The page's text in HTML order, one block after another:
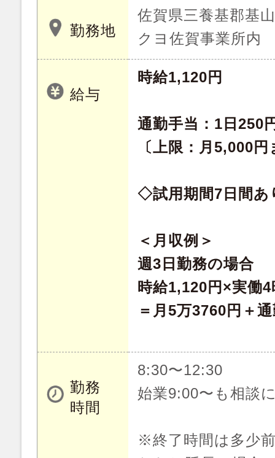
勤務地
佐賀県三養基郡基
クヨ佐賀事業所内
給与
時給1,120円
通勤手当：1日250
〔上限：月5,000
◇試用期間7日間あ
＜月収例＞
週3日勤務の場合
時給1,120円×実働
＝月5万3760円＋
勤務
時間
8:30〜12:30
始業9:00〜も相談
※終了時間は多少